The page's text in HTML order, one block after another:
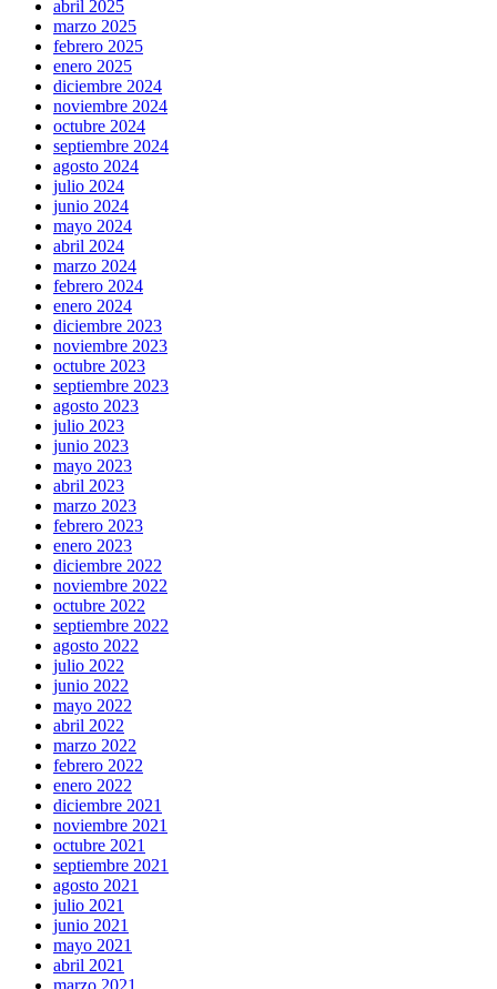
abril 2025
marzo 2025
febrero 2025
enero 2025
diciembre 2024
noviembre 2024
octubre 2024
septiembre 2024
agosto 2024
julio 2024
junio 2024
mayo 2024
abril 2024
marzo 2024
febrero 2024
enero 2024
diciembre 2023
noviembre 2023
octubre 2023
septiembre 2023
agosto 2023
julio 2023
junio 2023
mayo 2023
abril 2023
marzo 2023
febrero 2023
enero 2023
diciembre 2022
noviembre 2022
octubre 2022
septiembre 2022
agosto 2022
julio 2022
junio 2022
mayo 2022
abril 2022
marzo 2022
febrero 2022
enero 2022
diciembre 2021
noviembre 2021
octubre 2021
septiembre 2021
agosto 2021
julio 2021
junio 2021
mayo 2021
abril 2021